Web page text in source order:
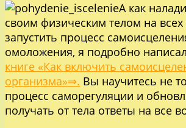
А как
своим физическим телом на всех
запустить процесс
омоложения, я подробно
книге «Как включить
организма»⇒. Вы научитесь не
процесс саморегуляции и
получать от тела ответы на все